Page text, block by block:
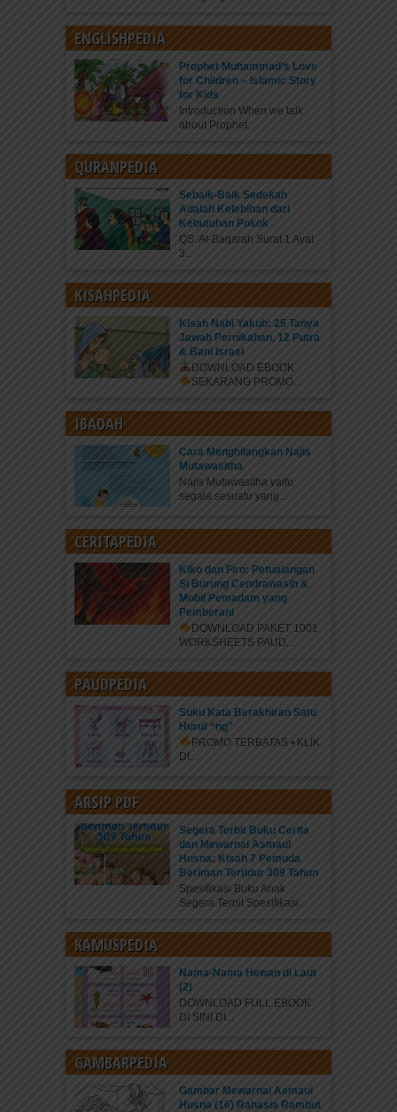
ENGLISHPEDIA
Prophet Muhammad’s Love
for Children – Islamic Story
for Kids
Introduction When we talk
about Prophet...
QURANPEDIA
Sebaik-Baik Sedekah
Adalah Kelebihan dari
Kebutuhan Pokok
QS. Al-Baqarah Surat 1 Ayat
3...
KISAHPEDIA
Kisah Nabi Yakub: 25 Tanya
Jawab Pernikahan, 12 Putra
& Bani Israel
DOWNLOAD EBOOK
SEKARANG PROMO...
IBADAH
Cara Menghilangkan Najis
Mutawasitha
Najis Mutawasitha yaitu
segala sesuatu yang...
CERITAPEDIA
Kiko dan Firo: Petualangan
Si Burung Cendrawasih &
Mobil Pemadam yang
Pemberani
DOWNLOAD PAKET 1001
WORKSHEETS PAUD...
PAUDPEDIA
Suku Kata Berakhiran Satu
Huruf “ng”
PROMO TERBATAS • KLIK
DI...
ARSIP PDF
Segera Terbit Buku Cerita
dan Mewarnai Asmaul
Husna: Kisah 7 Pemuda
Beriman Tertidur 309 Tahun
Spesifikasi Buku Anak
Segera Terbit Spesifikasi...
KAMUSPEDIA
Nama-Nama Hewan di Laut
(2)
DOWNLOAD FULL EBOOK
DI SINI DI...
GAMBARPEDIA
Gambar Mewarnai Asmaul
Husna (16) Rahasia Rambut